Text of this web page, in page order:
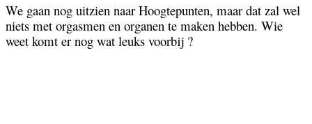
We gaan nog uitzien naar Hoogtepunten, maar dat zal wel
niets met orgasmen en organen te maken hebben. Wie
weet komt er nog wat leuks voorbij ?